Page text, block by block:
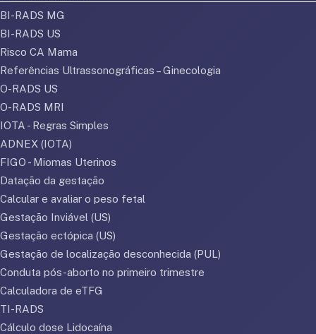
BI-RADS MG
BI-RADS US
Risco CA Mama
Referências Ultrassonográficas – Ginecologia
O-RADS US
O-RADS MRI
IOTA - Regras Simples
ADNEX (IOTA)
FIGO - Miomas Uterinos
Datação da gestação
Calcular e avaliar o peso fetal
Gestação Inviável (US)
Gestação ectópica (US)
Gestação de localização desconhecida (PUL)
Conduta pós-aborto no primeiro trimestre
Calculadora de eTFG
TI-RADS
Cálculo dose Lidocaína